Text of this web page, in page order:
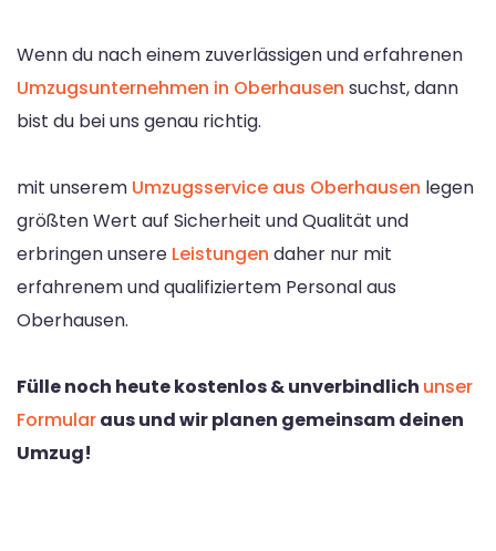
Wenn du nach einem zuverlässigen und erfahrenen
Umzugsunternehmen in Oberhausen suchst, dann
bist du bei uns genau richtig.
mit unserem Umzugsservice aus Oberhausen legen
größten Wert auf Sicherheit und Qualität und
erbringen unsere Leistungen daher nur mit
erfahrenem und qualifiziertem Personal aus
Oberhausen.
Fülle noch heute kostenlos & unverbindlich unser
Formularaus und wir planen gemeinsam deinen
Umzug!